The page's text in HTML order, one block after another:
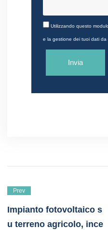
Utilizzando questo
e la gestione dei tuoi dati da
Prev
Impianto fotovoltaico s
u terreno agricolo, ince